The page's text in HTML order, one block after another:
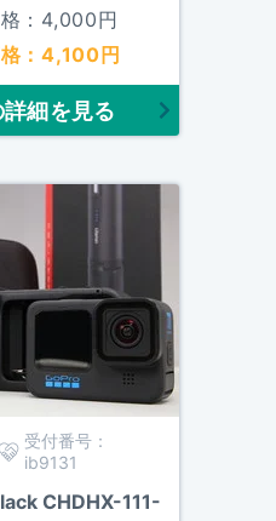
： 4,000円
： 4,100 円
細を見る
受付番号：
ib9131
CHDHX-111-